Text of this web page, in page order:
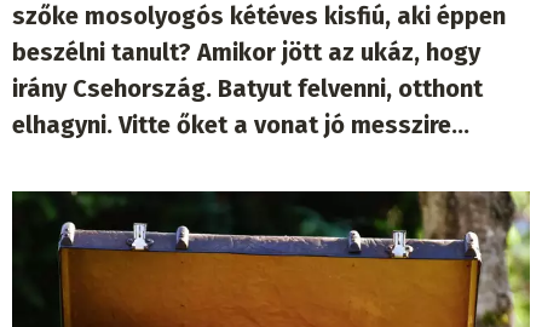
szőke mosolyogós kétéves kisfiú, aki éppen
beszélni tanult? Amikor jött az ukáz, hogy
irány Csehország. Batyut felvenni, otthont
elhagyni. Vitte őket a vonat jó messzire…